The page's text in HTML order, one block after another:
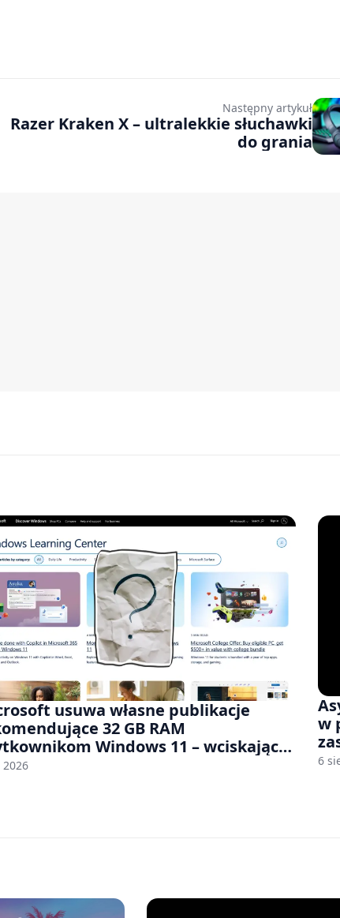
Następny artykuł
Razer Kraken X – ultralekkie słuchawki
do grania
usuwa własne publikacje
32 GB RAM
Windows 11 – wciskając
przy tym komputery z 8 GB RAM po
2026
w
6